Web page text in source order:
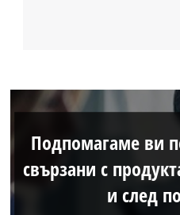
Подпомагаме ви
свързани с
и след